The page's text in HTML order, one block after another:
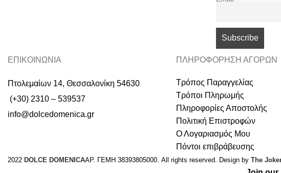
ΕΠΙΚΟΙΝΩΝΙΑ
Πτολεμαίων 14, Θεσσαλονίκη 54630
(+30) 2310 – 539537
info@dolcedomenica.gr
ΠΛΗΡΟΦΟΡΗΣΗ ΑΓΟΡΩΝ
Τρόπος Παραγγελίας
Τρόποι Πληρωμής
Πληροφορίες Αποστολής
Πολιτική Επιστροφών
Ο Λογαριασμός Μου
Πόντοι επιβράβευσης
2022 DOLCE DOMENICAΑΡ. ΓΕΜΗ 38393805000. All rights reserved. Design by The